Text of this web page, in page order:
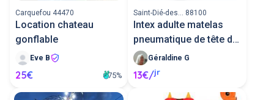
un petit trampoline, un grand trampoline et
même un trampoline de fitness. Vous pouvez
trouver une location de trampoline pas cher
entre voisins autour de chez vous. Pour plus de
sécurité et entretenir votre trampoline pensez
à changer la mousse de protection trampoline.
Carquefou 44470
Location chateau
gonflable
Eve B
25€ 75%
Saint-Dié-des... 88100
Intex adulte matelas
pneumatique de tête de
lit
Géraldine G
13€/jr